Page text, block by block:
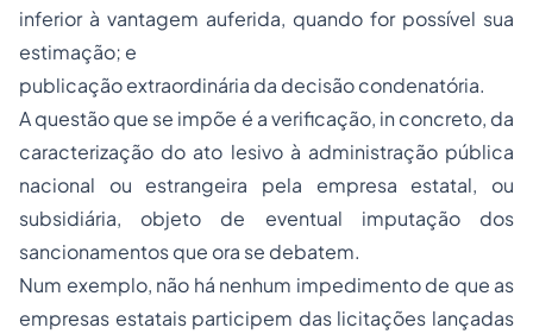
inferior à vantagem auferida, quando for possível sua
estimação; e
publicação extraordinária da decisão condenatória.
A questão que se impõe é a verificação, in concreto, da
caracterização do ato lesivo à administração pública
nacional ou estrangeira pela empresa estatal, ou
subsidiária, objeto de eventual imputação dos
sancionamentos que ora se debatem.
Num exemplo, não há nenhum impedimento de que as
empresas estatais participem das licitações lançadas